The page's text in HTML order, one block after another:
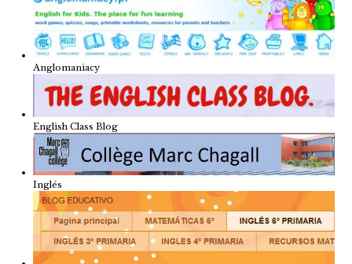
Anglomaniacy
English Class Blog
Inglés